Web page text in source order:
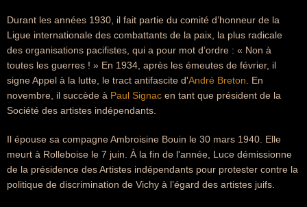
Durant les années 1930, il fait partie du comité d’honneur de la
Ligue internationale des combattants de la paix, la plus radicale
des organisations pacifistes, qui a pour mot d’ordre : « Non à
toutes les guerres ! » En 1934, après les émeutes de février, il
signe Appel à la lutte, le tract antifascite d'André Breton . En
novembre, il succède à Paul Signac en tant que président de la
Société des artistes indépendants.
Il épouse sa compagne Ambroisine Bouin le 30 mars 1940. Elle
meurt à Rolleboise le 7 juin. À la fin de l'année, Luce démissionne
de la présidence des Artistes indépendants pour protester contre la
politique de discrimination de Vichy à l’égard des artistes juifs.